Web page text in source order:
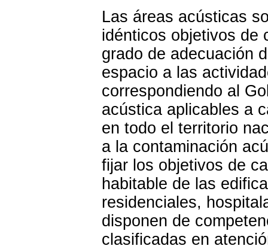
Las áreas acústicas
idénticos objetivos de
grado de adecuación
espacio a las
correspondiendo al
acústica aplicables a
en todo el territorio
a la contaminación
fijar los objetivos de
habitable de las
residenciales,
disponen de
clasificadas en